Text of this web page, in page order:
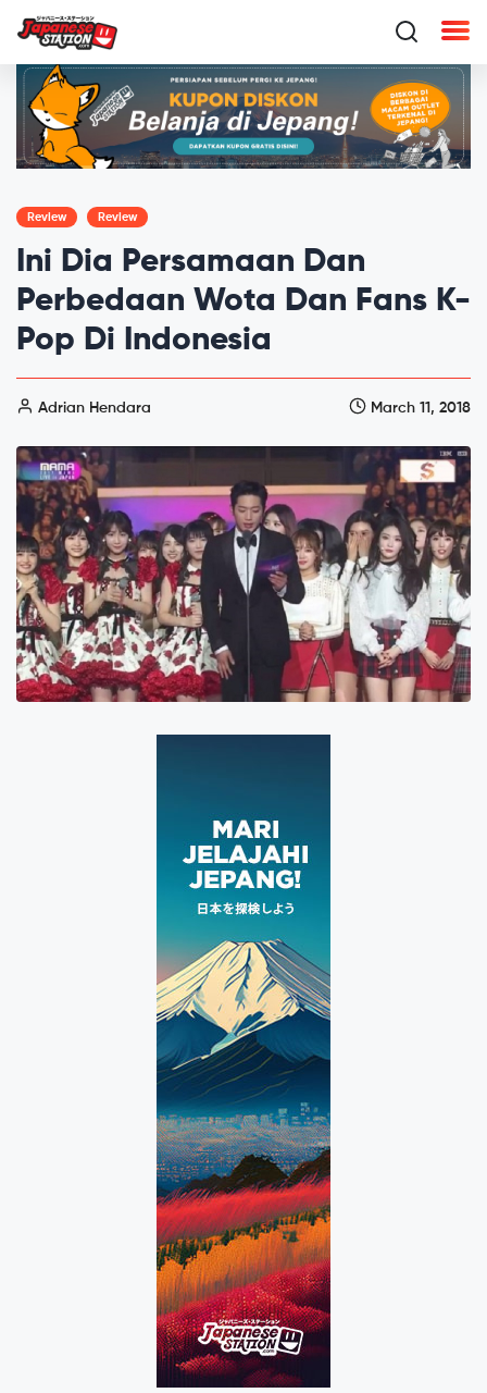
Review Review
Ini Dia Persamaan Dan
Perbedaan Wota Dan Fans K-
Pop Di Indonesia
Adrian Hendara March 11, 2018